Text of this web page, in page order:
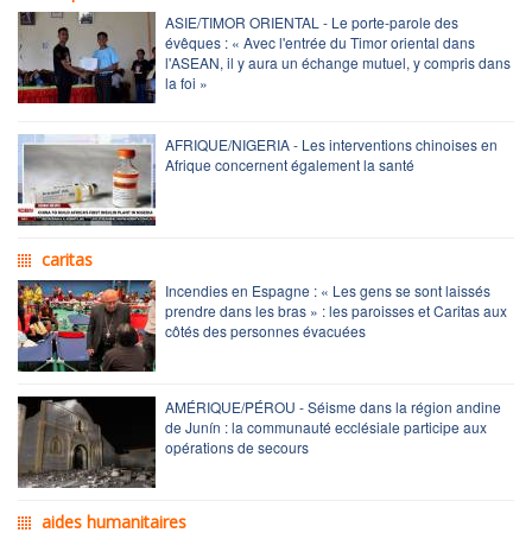
ASIE/TIMOR ORIENTAL - Le porte-parole des
évêques : « Avec l'entrée du Timor oriental dans
l'ASEAN, il y aura un échange mutuel, y compris dans
la foi »
AFRIQUE/NIGERIA - Les interventions chinoises en
Afrique concernent également la santé
caritas
Incendies en Espagne : « Les gens se sont laissés
prendre dans les bras » : les paroisses et Caritas aux
côtés des personnes évacuées
AMÉRIQUE/PÉROU - Séisme dans la région andine
de Junín : la communauté ecclésiale participe aux
opérations de secours
aides humanitaires